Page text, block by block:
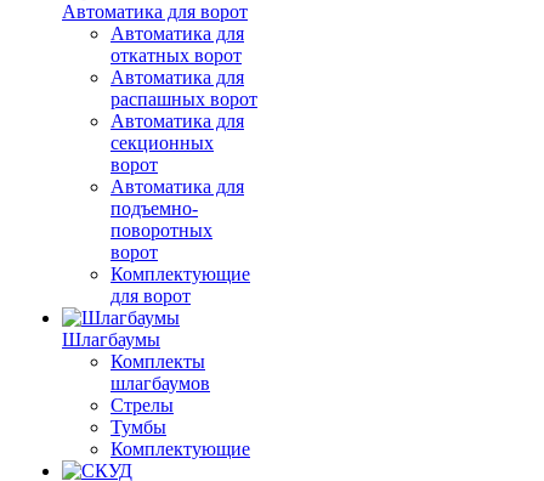
Автоматика для ворот
Автоматика для
откатных ворот
Автоматика для
распашных ворот
Автоматика для
секционных
ворот
Автоматика для
подъемно-
поворотных
ворот
Комплектующие
для ворот
Шлагбаумы
Комплекты
шлагбаумов
Стрелы
Тумбы
Комплектующие